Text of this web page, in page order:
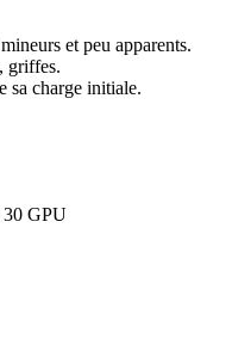
et peu apparents.
griffes.
sa charge initiale.
GPU